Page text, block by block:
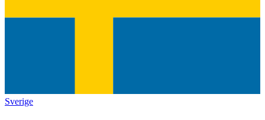
Sverige